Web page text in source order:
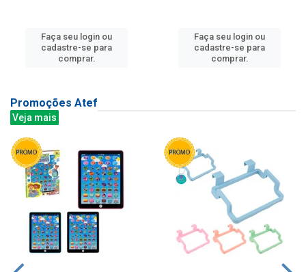
Faça seu login ou
cadastre-se para
comprar.
Faça seu login ou
cadastre-se para
comprar.
Promoções Atef
Veja mais